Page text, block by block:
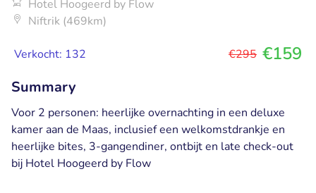
Hotel Hoogeerd by Flow
Niftrik (469km)
Verkocht: 132 €295 €159
Summary
Voor 2 personen: heerlijke overnachting in een deluxe
kamer aan de Maas, inclusief een welkomstdrankje en
heerlijke bites, 3-gangendiner, ontbijt en late check-out
bij Hotel Hoogeerd by Flow